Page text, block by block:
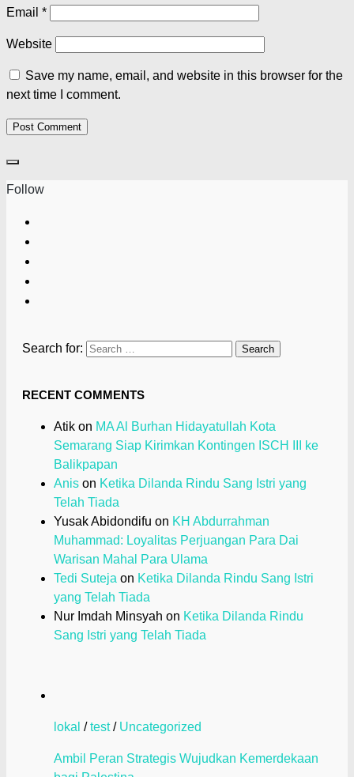
Email *
Website
Save my name, email, and website in this browser for the
next time I comment.
Follow
Search for:
RECENT COMMENTS
Atik on MA Al Burhan Hidayatullah Kota
Semarang Siap Kirimkan Kontingen ISCH III ke
Balikpapan
Anis on Ketika Dilanda Rindu Sang Istri yang
Telah Tiada
Yusak Abidondifu on KH Abdurrahman
Muhammad: Loyalitas Perjuangan Para Dai
Warisan Mahal Para Ulama
Tedi Suteja on Ketika Dilanda Rindu Sang Istri
yang Telah Tiada
Nur Imdah Minsyah on Ketika Dilanda Rindu
Sang Istri yang Telah Tiada
lokal /test/ Uncategorized
Ambil Peran Strategis Wujudkan Kemerdekaan